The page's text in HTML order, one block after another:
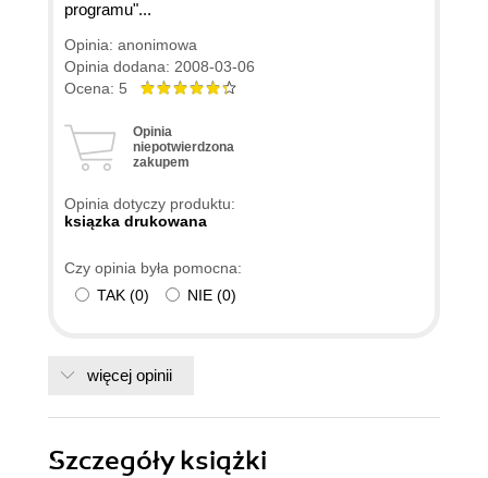
programu"...
Opinia: anonimowa
Opinia dodana: 2008-03-06
Ocena: 5
Opinia
niepotwierdzona
zakupem
Opinia dotyczy produktu:
ksiązka drukowana
Czy opinia była pomocna:
TAK (0) NIE (0)
więcej opinii
Szczegółyksiążki